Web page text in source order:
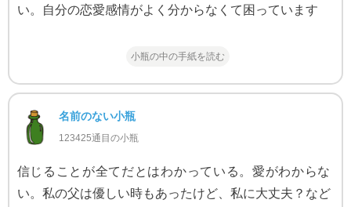
い。自分の恋愛感情がよく分からなくて困っています
小瓶の中の手紙を読む
名前のない小瓶
123425通目の小瓶
信じることが全てだとはわかっている。愛がわからな
い。私の父は優しい時もあったけど、私に大丈夫？など